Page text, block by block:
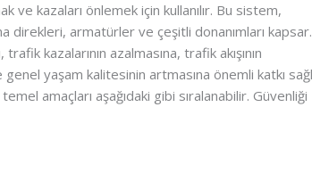
ve kazaları önlemek için kullanılır. Bu sistem,
direkleri, armatürler ve çeşitli donanımları
kazalarının azalmasına, trafik akışının
yaşam kalitesinin artmasına önemli katkı
temel amaçları aşağıdaki gibi sıralanabilir. Güvenliği